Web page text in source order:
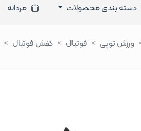
دسته بندی محصولات مردانه
ورزش توپی فوتبال کفش فوتبال